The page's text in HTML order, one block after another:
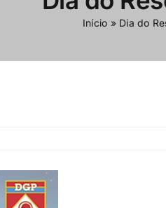
Início » Dia do